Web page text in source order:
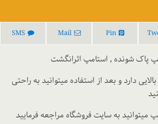
Pin
Mail
SMS
پاک شونده , استامپ اثرانگشت
دارد و بعد از استفاده میتوانید به راحتی
میتوانید به سایت فروشگاه مراجعه فرمایید